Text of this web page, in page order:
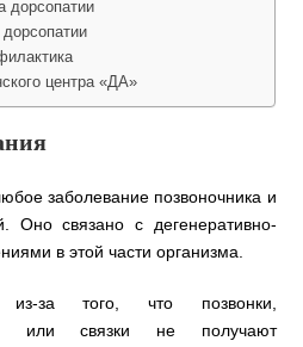
дорсопатии
центра «ДА»
заболевание позвоночника и
Оно связано с дегенеративно-
в этой части организма.
из-за того, что позвонки,
или связки не получают